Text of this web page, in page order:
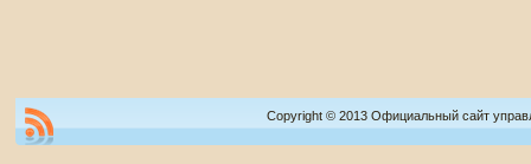
Copyright © 2013 Официальный сайт